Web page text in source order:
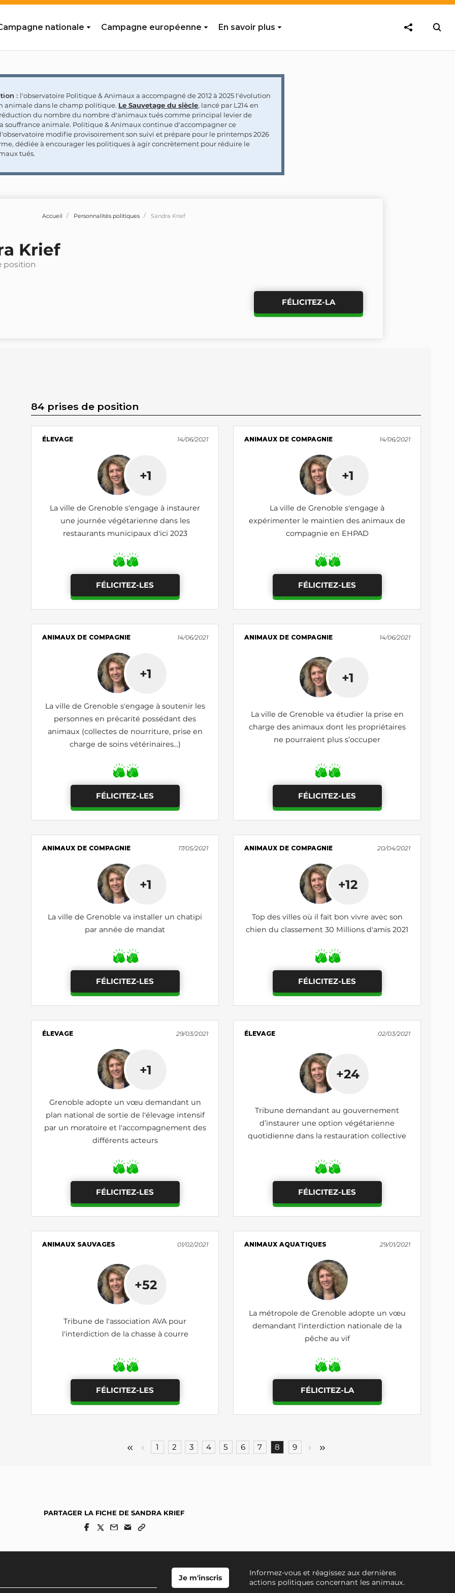
nationale Campagne européenne En savoir plus
: l'observatoire Politique & Animaux a accompagné de 2012 à 2025 l'évolution
animale dans le champ politique. Le Sauvetage du siècle, lancé par L214 en
réduction du nombre du nombre d'animaux tués comme principal levier de
souffrance animale. Politique & Animaux continue d'accompagner ce
modifie provisoirement son suivi et prépare pour le printemps 2026
dédiée à encourager les politiques à agir concrètement pour réduire le
tués.
Accueil Personnalités politiques Sandra Krief
Krief
position
FÉLICITEZ-LA
84 prises de position
ÉLEVAGE 14/06/2021
+1
La ville de Grenoble s'engage à instaurer
une journée végétarienne dans les
restaurants municipaux d'ici 2023
FÉLICITEZ-LES
ANIMAUX DE COMPAGNIE 14/06/2021
+1
La ville de Grenoble s'engage à
expérimenter le maintien des animaux de
compagnie en EHPAD
FÉLICITEZ-LES
ANIMAUX DE COMPAGNIE 14/06/2021
+1
La ville de Grenoble s'engage à soutenir les
personnes en précarité possédant des
animaux (collectes de nourriture, prise en
charge de soins vétérinaires...)
FÉLICITEZ-LES
ANIMAUX DE COMPAGNIE 14/06/2021
+1
La ville de Grenoble va étudier la prise en
charge des animaux dont les propriétaires
ne pourraient plus s’occuper
FÉLICITEZ-LES
ANIMAUX DE COMPAGNIE 17/05/2021
+1
La ville de Grenoble va installer un chatipi
par année de mandat
FÉLICITEZ-LES
ANIMAUX DE COMPAGNIE 20/04/2021
+12
Top des villes où il fait bon vivre avec son
chien du classement 30 Millions d'amis 2021
FÉLICITEZ-LES
ÉLEVAGE 29/03/2021
+1
Grenoble adopte un vœu demandant un
plan national de sortie de l'élevage intensif
par un moratoire et l'accompagnement des
différents acteurs
FÉLICITEZ-LES
ÉLEVAGE 02/03/2021
+24
Tribune demandant au gouvernement
d’instaurer une option végétarienne
quotidienne dans la restauration collective
FÉLICITEZ-LES
ANIMAUX SAUVAGES 01/02/2021
+52
Tribune de l'association AVA pour
l'interdiction de la chasse à courre
FÉLICITEZ-LES
ANIMAUX AQUATIQUES 29/01/2021
La métropole de Grenoble adopte un vœu
demandant l'interdiction nationale de la
pêche au vif
FÉLICITEZ-LA
1 2 3 4 5 6 7 8 9
PARTAGER LA FICHE DE SANDRA KRIEF
Informez-vous et réagissez aux dernières
actions politiques concernant les animaux.